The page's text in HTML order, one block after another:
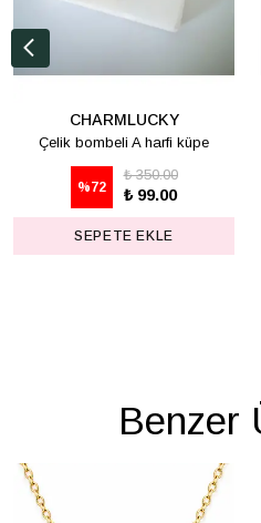
CHARMLUCKY
Çelik bombeli A harfi küpe
%72
₺ 350.00
₺ 99.00
SEPETE EKLE
Benzer